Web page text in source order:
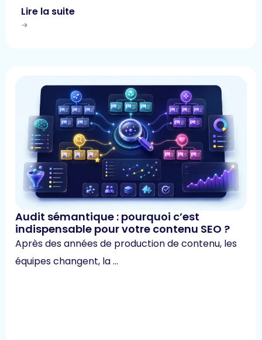
Lire la suite
Audit sémantique : pourquoi c’est
indispensable pour votre contenu SEO ?
Après des années de production de contenu, les
équipes changent, la …